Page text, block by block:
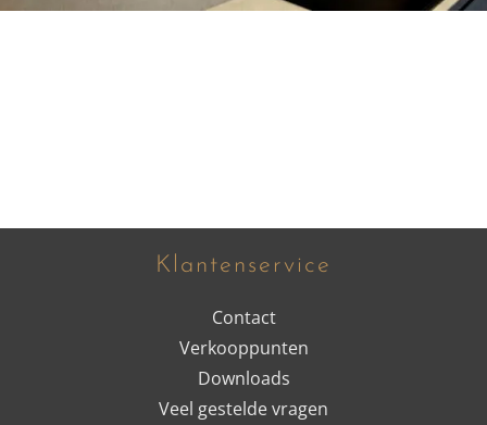
Klantenservice
Contact
Verkooppunten
Downloads
Veel gestelde vragen